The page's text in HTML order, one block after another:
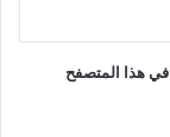
في هذا المتصفح